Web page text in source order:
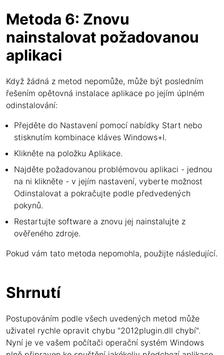
Metoda 6: Znovu
nainstalovat požadovanou
aplikaci
Když žádná z metod nepomůže, může být posledním
řešením opětovná instalace aplikace po jejím úplném
odinstalování:
Přejděte do Nastavení pomocí nabídky Start nebo
stisknutím kombinace kláves Windows+I.
Klikněte na položku Aplikace.
Najděte požadovanou problémovou aplikaci - jednou
na ni klikněte - v jejím nastavení, vyberte možnost
Odinstalovat a pokračujte podle předvedených
pokynů.
Restartujte software a znovu jej nainstalujte z
ověřeného zdroje.
Pokud vám tato metoda nepomohla, použijte následující.
Shrnutí
Postupováním podle všech uvedených metod může
uživatel rychle opravit chybu "2012plugin.dll chybí".
Nyní je ve vašem počítači operační systém Windows